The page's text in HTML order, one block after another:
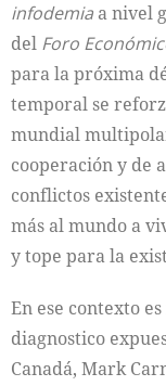
infodemia a nivel
del Foro
para la próxima
temporal se
mundial
cooperación y de
conflictos
más al mundo a
y tope para la
En ese contexto
diagnostico
Canadá, Mark